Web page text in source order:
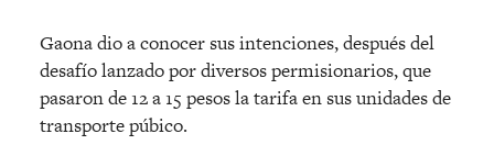
Gaona dio a conocer sus intenciones, después del
desafío lanzado por diversos permisionarios, que
pasaron de 12 a 15 pesos la tarifa en sus unidades de
transporte púbico.